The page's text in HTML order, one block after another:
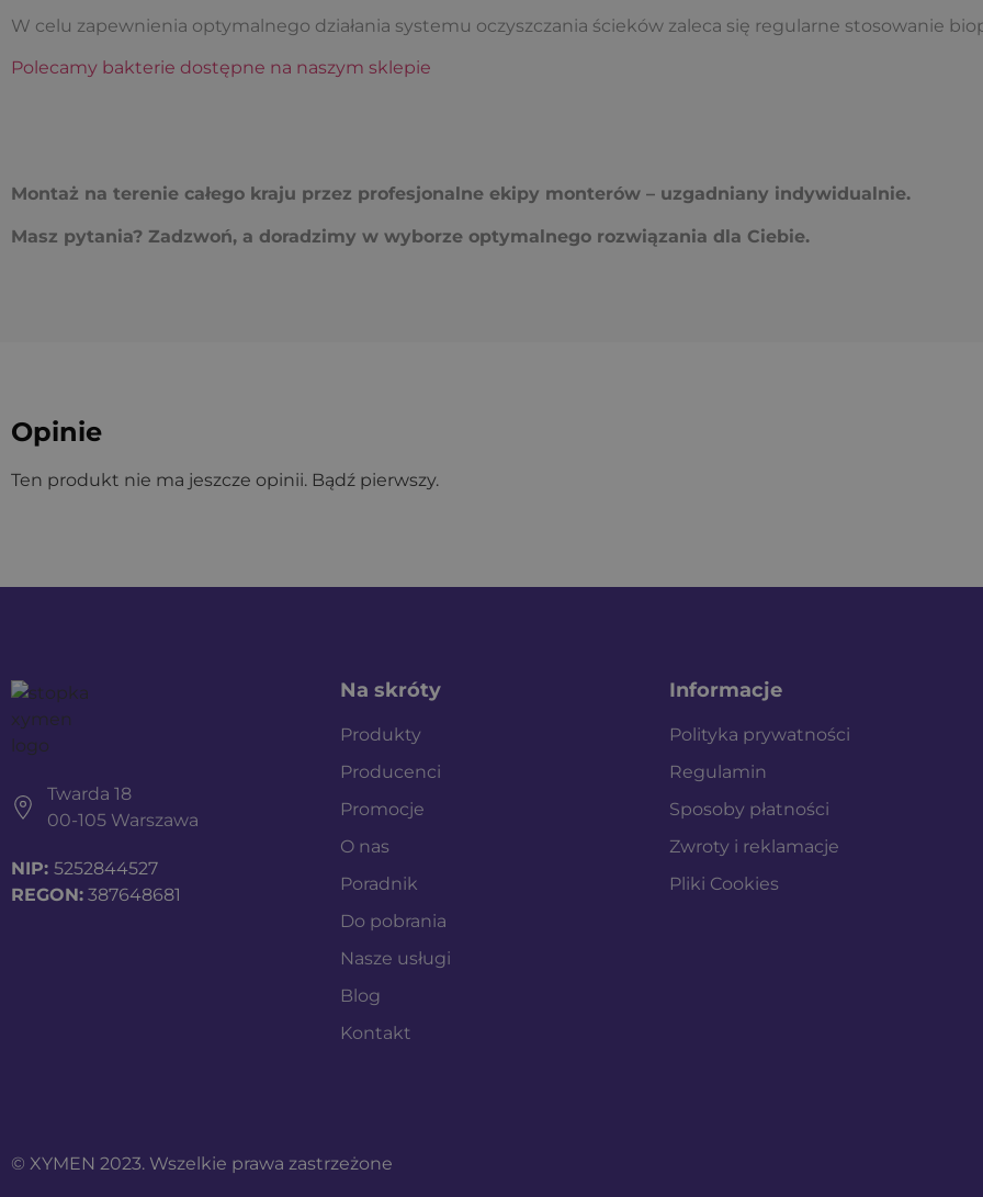
W celu zapewnienia optymalnego działania systemu oczyszczania ścieków zaleca się regularne stosowanie
Polecamy bakterie dostępne na naszym sklepie
Montaż na terenie całego kraju przez profesjonalne ekipy monterów – uzgadniany indywidualnie.
Masz pytania? Zadzwoń, a doradzimy w wyborze optymalnego rozwiązania dla Ciebie.
Opinie
Ten produkt nie ma jeszcze opinii. Bądź pierwszy.
Twarda 18
00-105 Warszawa
NIP: 5252844527
REGON: 387648681
Na skróty
Produkty
Producenci
Promocje
O nas
Poradnik
Do pobrania
Nasze usługi
Blog
Kontakt
Informacje
Polityka prywatności
Regulamin
Sposoby płatności
Zwroty i reklamacje
Pliki Cookies
© XYMEN 2023. Wszelkie prawa zastrzeżone